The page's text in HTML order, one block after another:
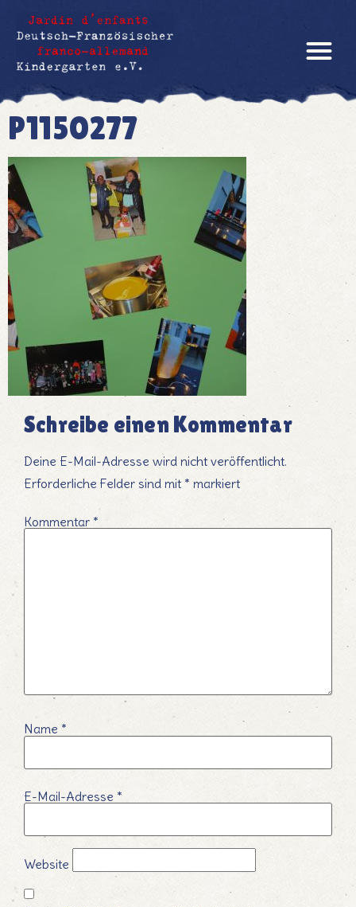
P1150277
Schreibe einen Kommentar
Deine E-Mail-Adresse wird nicht veröffentlicht.
Erforderliche Felder sind mit * markiert
Kommentar *
Name *
E-Mail-Adresse *
Website